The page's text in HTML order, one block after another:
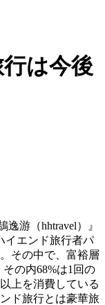
は今後
游（hhtravel）』
イエンド旅行者パ
その中で、富裕層
の内68%は1回の
上を消費している
ド旅行とは豪華旅